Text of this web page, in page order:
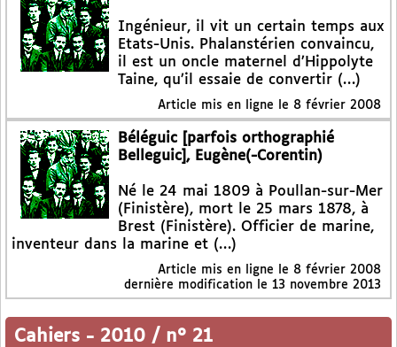
Ingénieur, il vit un certain temps aux
Etats-Unis. Phalanstérien convaincu,
il est un oncle maternel d’Hippolyte
Taine, qu’il essaie de convertir (…)
Article mis en ligne le 8 février 2008
Béléguic [parfois orthographié
Belleguic], Eugène(-Corentin)
Né le 24 mai 1809 à Poullan-sur-Mer
(Finistère), mort le 25 mars 1878, à
Brest (Finistère). Officier de marine,
inventeur dans la marine et (…)
Article mis en ligne le 8 février 2008
dernière modification le 13 novembre 2013
Cahiers - 2010 / n° 21